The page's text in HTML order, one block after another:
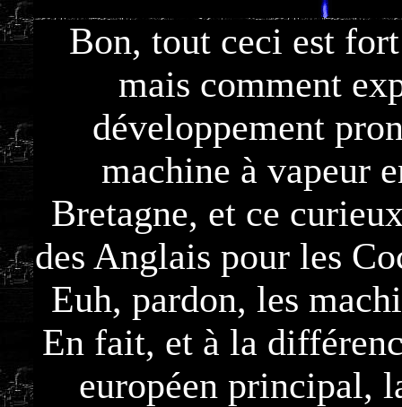
Bon, tout ceci est
mais comment
développement
machine à vapeur
Bretagne, et ce
des Anglais pour les
Euh, pardon, les
En fait, et à la
européen principal,